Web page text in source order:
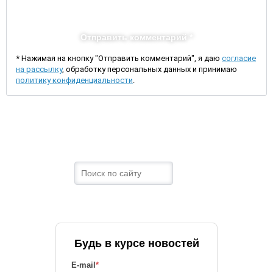
Отправить комментарий *
* Нажимая на кнопку "Отправить комментарий", я даю согласие
на рассылку, обработку персональных данных и принимаю
политику конфиденциальности
Будь в курсе новостей
E-mail *